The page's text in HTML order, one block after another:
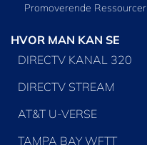
Promoverende Ressourcer
HVOR MAN KAN SE
DIRECTV KANAL 320
DIRECTV STREAM
AT&T U-VERSE
TAMPA BAY WFTT